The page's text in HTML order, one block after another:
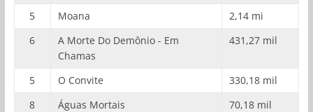
5
Moana
2,14 mi
6
A Morte Do Demônio - Em
Chamas
431,27 mil
5 O Convite
330,18 mil
8
Águas Mortais
70,18 mil